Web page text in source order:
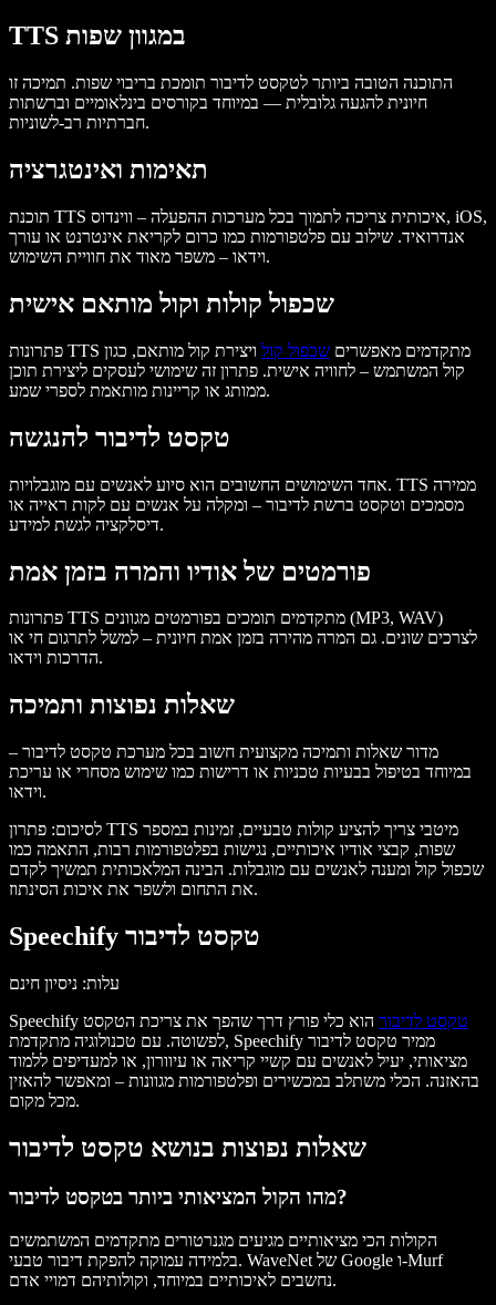
TTS במגוון שפות
התוכנה הטובה ביותר לטקסט לדיבור תומכת בריבוי שפות. תמיכה זו
חיונית להגעה גלובלית — במיוחד בקורסים בינלאומיים וברשתות
חברתיות רב-לשוניות.
תאימות ואינטגרציה
תוכנת TTS איכותית צריכה לתמוך בכל מערכות ההפעלה – ווינדוס, iOS,
אנדרואיד. שילוב עם פלטפורמות כמו כרום לקריאת אינטרנט או עורך
וידאו – משפר מאוד את חוויית השימוש.
שכפול קולות וקול מותאם אישית
פתרונות TTS מתקדמים מאפשרים שכפול קול ויצירת קול מותאם, כגון
קול המשתמש – לחוויה אישית. פתרון זה שימושי לעסקים ליצירת תוכן
ממותג או קריינות מותאמת לספרי שמע.
טקסט לדיבור להנגשה
אחד השימושים החשובים הוא סיוע לאנשים עם מוגבלויות. TTS ממירה
מסמכים וטקסט ברשת לדיבור – ומקלה על אנשים עם לקות ראייה או
דיסלקציה לגשת למידע.
פורמטים של אודיו והמרה בזמן אמת
פתרונות TTS מתקדמים תומכים בפורמטים מגוונים (MP3, WAV)
לצרכים שונים. גם המרה מהירה בזמן אמת חיונית – למשל לתרגום חי או
הדרכות וידאו.
שאלות נפוצות ותמיכה
מדור שאלות ותמיכה מקצועית חשוב בכל מערכת טקסט לדיבור –
במיוחד בטיפול בבעיות טכניות או דרישות כמו שימוש מסחרי או עריכת
וידאו.
לסיכום: פתרון TTS מיטבי צריך להציע קולות טבעיים, זמינות במספר
שפות, קבצי אודיו איכותיים, נגישות בפלטפורמות רבות, התאמה כמו
שכפול קול ומענה לאנשים עם מוגבלות. הבינה המלאכותית תמשיך לקדם
את התחום ולשפר את איכות הסינתוז.
Speechify טקסט לדיבור
עלות: ניסיון חינם
Speechify
טקסט לדיבור הוא כלי פורץ דרך שהפך את צריכת הטקסט
לפשוטה. עם טכנולוגיה מתקדמת, Speechify ממיר טקסט לדיבור
מציאותי, יעיל לאנשים עם קשיי קריאה או עיוורון, או למעדיפים ללמוד
בהאזנה. הכלי משתלב במכשירים ופלטפורמות מגוונות – ומאפשר להאזין
מכל מקום.
שאלות נפוצות בנושא טקסט לדיבור
מהו הקול המציאותי ביותר בטקסט לדיבור?
הקולות הכי מציאותיים מגיעים מגנרטורים מתקדמים המשתמשים
בלמידה עמוקה להפקת דיבור טבעי. WaveNet של Google ו-Murf
נחשבים לאיכותיים במיוחד, וקולותיהם דמויי אדם.